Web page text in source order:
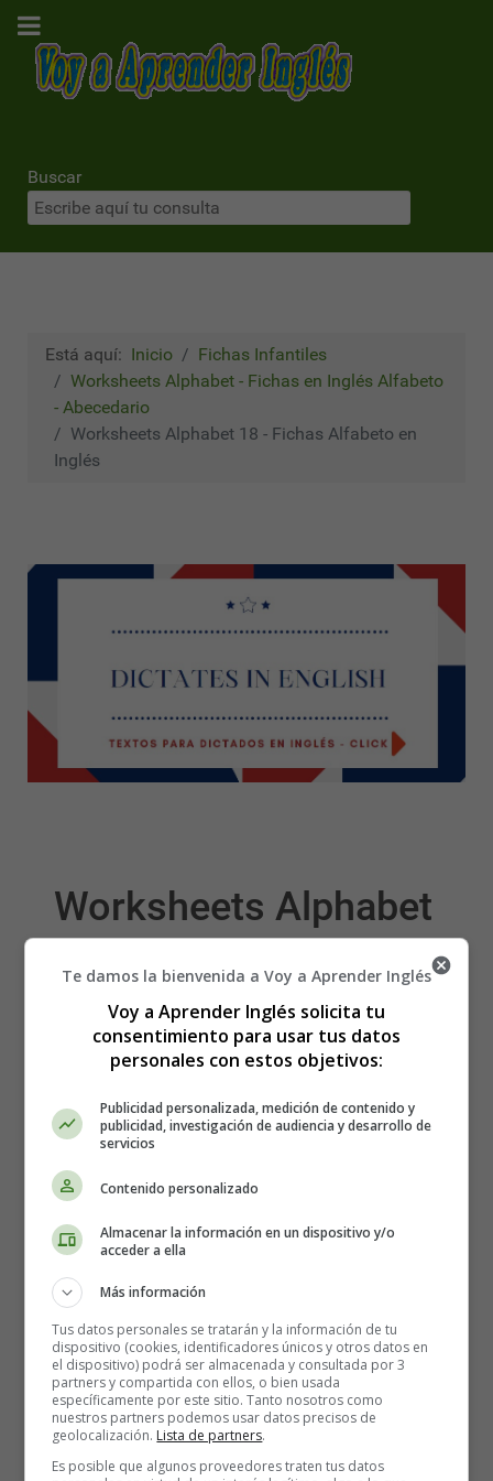
Buscar
Está aquí: Inicio
Fichas Infantiles
Worksheets Alphabet - Fichas en Inglés Alfabeto
- Abecedario
Worksheets Alphabet 18 - Fichas Alfabeto en
Inglés
Worksheets Alphabet
18 - Fichas Alfabeto
en Inglés
Te damos la bienvenida a Voy a Aprender Inglés
Voy a Aprender Inglés solicita tu
consentimiento para usar tus datos
personales con estos objetivos:
Publicidad personalizada, medición de contenido y
publicidad, investigación de audiencia y desarrollo de
servicios
Contenido personalizado
Almacenar la información en un dispositivo y/o
acceder a ella
Más información
Tus datos personales se tratarán y la información de tu
dispositivo (cookies, identificadores únicos y otros datos en
el dispositivo) podrá ser almacenada y consultada por 3
partners y compartida con ellos, o bien usada
específicamente por este sitio. Tanto nosotros como
nuestros partners podemos usar datos precisos de
geolocalización. Lista de partners.
Es posible que algunos proveedores traten tus datos